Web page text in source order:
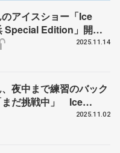
アイスショー「Ice
Special Edition」開催
ファン・ランビエル氏
2025.11.14
夜中まで練習のバック
まだ挑戦中」 Ice
っとだけ競技時代を彷
2025.11.02